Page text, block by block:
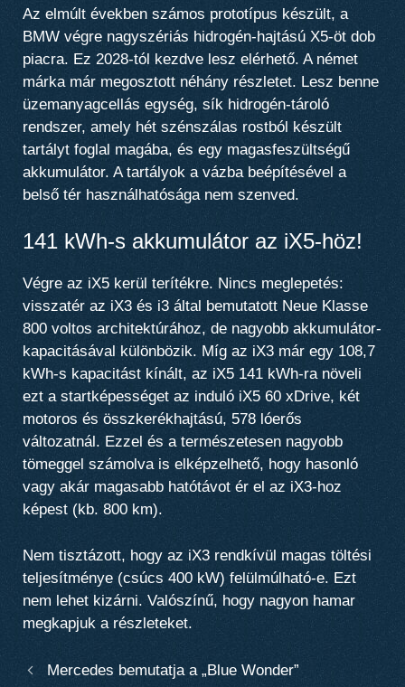
Az elmúlt években számos prototípus készült, a
BMW végre nagyszériás hidrogén-hajtású X5-öt dob
piacra. Ez 2028-tól kezdve lesz elérhető. A német
márka már megosztott néhány részletet. Lesz benne
üzemanyagcellás egység, sík hidrogén-tároló
rendszer, amely hét szénszálas rostból készült
tartályt foglal magába, és egy magasfeszültségű
akkumulátor. A tartályok a vázba beépítésével a
belső tér használhatósága nem szenved.
141 kWh-s akkumulátor az iX5-höz!
Végre az iX5 kerül terítékre. Nincs meglepetés:
visszatér az iX3 és i3 által bemutatott Neue Klasse
800 voltos architektúrához, de nagyobb akkumulátor-
kapacitásával különbözik. Míg az iX3 már egy 108,7
kWh-s kapacitást kínált, az iX5 141 kWh-ra növeli
ezt a startképességet az induló iX5 60 xDrive, két
motoros és összkerékhajtású, 578 lóerős
változatnál. Ezzel és a természetesen nagyobb
tömeggel számolva is elképzelhető, hogy hasonló
vagy akár magasabb hatótávot ér el az iX3-hoz
képest (kb. 800 km).
Nem tisztázott, hogy az iX3 rendkívül magas töltési
teljesítménye (csúcs 400 kW) felülmúlható-e. Ezt
nem lehet kizárni. Valószínű, hogy nagyon hamar
megkapjuk a részleteket.
Mercedes bemutatja a „Blue Wonder”